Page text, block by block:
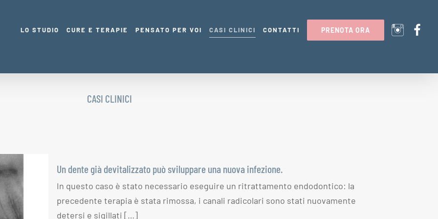
LO STUDIO CURE E TERAPIE PENSATO PER VOI CASI CLINICI CONTATTI PRENOTA ORA
CASI CLINICI
Un dente già devitalizzato può sviluppare una nuova infezione.
In questo caso è stato necessario eseguire un ritrattamento endodontico: la
precedente terapia è stata rimossa, i canali radicolari sono stati nuovamente
detersi e sigillati […]